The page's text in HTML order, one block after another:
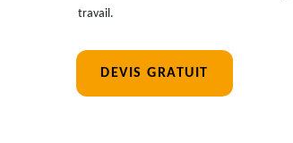
travail.
DEVIS GRATUIT